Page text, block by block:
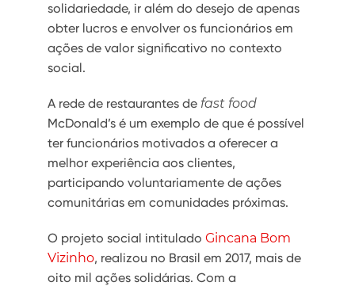
solidariedade, ir além do desejo de apenas
obter lucros e envolver os funcionários em
ações de valor significativo no contexto
social.
A rede de restaurantes de fast food
McDonald’s é um exemplo de que é possível
ter funcionários motivados a oferecer a
melhor experiência aos clientes,
participando voluntariamente de ações
comunitárias em comunidades próximas.
O projeto social intitulado Gincana Bom
Vizinho, realizou no Brasil em 2017, mais de
oito mil ações solidárias. Com a